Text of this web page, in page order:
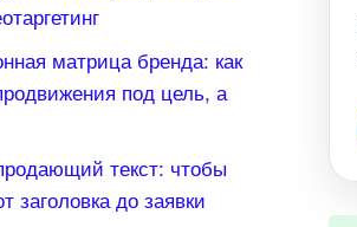
матрица бренда: как
под цель, а
текст: чтобы
заголовка до заявки